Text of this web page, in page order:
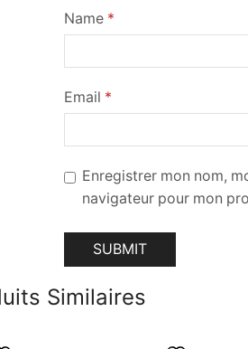
Name *
Email *
Enregistrer mon nom,
navigateur pour mon
Similaires